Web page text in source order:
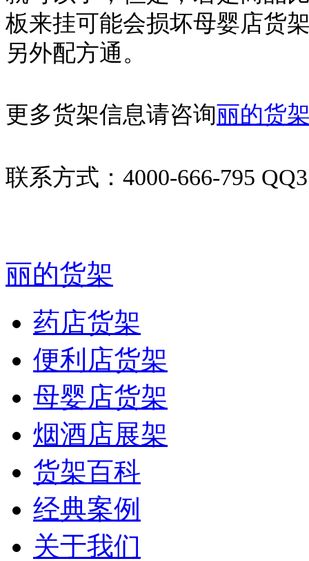
板来挂可能会损坏母婴店货
另外配方通。
更多货架信息请咨询丽的货
联系方式：4000-666-795
丽的货架
药店货架
便利店货架
母婴店货架
烟酒店展架
货架百科
经典案例
关于我们